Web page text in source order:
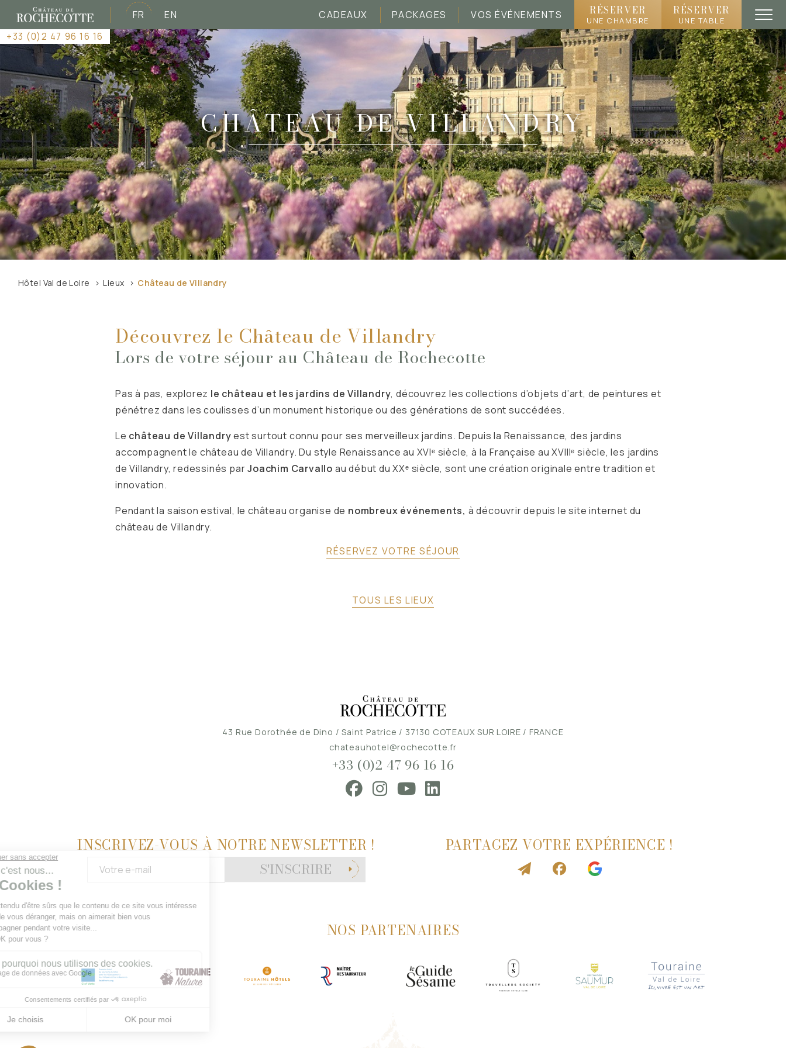
+33 (0)2 47 96 16 16
FR EN CADEAUX PACKAGES VOS ÉVÉNEMENTS RÉSERVER
UNE CHAMBRE
RÉSERVER
UNE TABLE
CHÂTEAU DE VILLANDRY
Hôtel Val de Loire Lieux Château de Villandry
Découvrez le Château de Villandry
Lors de votre séjour au Château de Rochecotte
Pas à pas, explorez le château et les jardins de Villandry, découvrez les collections d’objets d’art, de peintures et
pénétrez dans les coulisses d’un monument historique ou des générations de sont succédées.
Le château de Villandryest surtout connu pour ses merveilleux jardins. Depuis la Renaissance, des jardins
accompagnent le château de Villandry. Du style Renaissance au XVIᵉ siècle, à la Française au XVIIIᵉ siècle, les jardins
de Villandry, redessinés parJoachim Carvallo au début du XXᵉ siècle, sont une création originale entre tradition et
innovation.
Pendant la saison estival, le château organise de nombreux événements, à découvrir depuis le site internet du
château de Villandry.
RÉSERVEZ VOTRE SÉJOUR
TOUS LES LIEUX
43 Rue Dorothée de Dino / Saint Patrice / 37130 COTEAUX SUR LOIRE / FRANCE
chateauhotel@rochecotte.fr
+33 (0)2 47 96 16 16
INSCRIVEZ-VOUS À NOTRE NEWSLETTER !
S'INSCRIRE
PARTAGEZ VOTRE EXPÉRIENCE !
NOS PARTENAIRES